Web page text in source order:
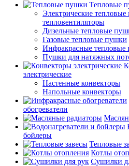
Тепловые
Электрические
тепловентиляторы
Дизельные тепловые
Газовые тепловые пушки
Инфракрасные тепловые
Пушки для натяжных
электрические
Настенные конвекторы
Напольные конвекторы
обогреватели
бойлеры
Тепловые
Котлы
Сушилки